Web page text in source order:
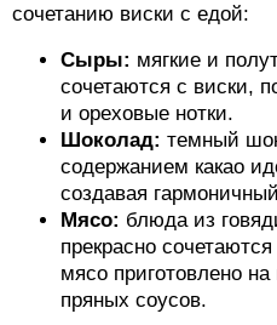
сочетанию виски с едой:
Сыры: мягкие и
сочетаются с виски,
и ореховые нотки.
Шоколад: темный
содержанием какао
создавая
Мясо: блюда из
прекрасно
мясо приготовлено
пряных соусов.